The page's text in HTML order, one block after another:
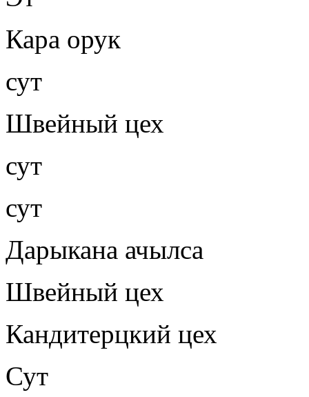
Кара орук
сут
Швейный цех
сут
сут
Дарыкана ачылса
Швейный цех
Кандитерцкий цех
Сут